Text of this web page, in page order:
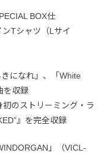
BOX仕
ンTシャツ（Lサイ
になれ」、「White
を収録
のストリーミング・ラ
』を完全収録
」（VICL-